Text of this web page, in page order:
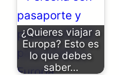
¿Quieres viajar a
Europa? Esto es
lo que debes
saber…